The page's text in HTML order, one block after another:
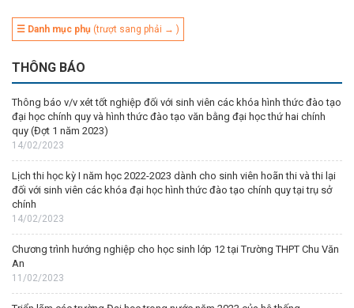
☰ Danh mục phụ (trượt sang phải → )
THÔNG BÁO
Thông báo v/v xét tốt nghiệp đối với sinh viên các khóa hình thức đào tạo
đại học chính quy và hình thức đào tạo văn bằng đại học thứ hai chính
quy (Đợt 1 năm 2023)
14/02/2023
Lịch thi học kỳ I năm học 2022-2023 dành cho sinh viên hoãn thi và thi lại
đối với sinh viên các khóa đại học hình thức đào tạo chính quy tại trụ sở
chính
14/02/2023
Chương trình hướng nghiệp cho học sinh lớp 12 tại Trường THPT Chu Văn
An
11/02/2023